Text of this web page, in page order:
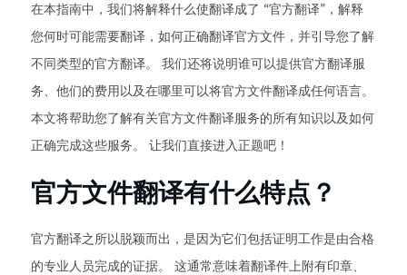
在本指南中，我们将解释什么使翻译成了 “官方翻译”，解释
您何时可能需要翻译，如何正确翻译官方文件，并引导您了解
不同类型的官方翻译。 我们还将说明谁可以提供官方翻译服
务、他们的费用以及在哪里可以将官方文件翻译成任何语言。
本文将帮助您了解有关官方文件翻译服务的所有知识以及如何
正确完成这些服务。 让我们直接进入正题吧！
官方文件翻译有什么特点？
官方翻译之所以脱颖而出，是因为它们包括证明工作是由合格
的专业人员完成的证据。 这通常意味着翻译件上附有印章、